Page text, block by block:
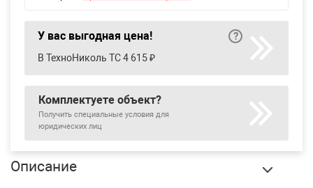
У вас выгодная цена!
В ТехноНиколь ТС 4 615 ₽
Комплектуете объект?
Получить специальные условия для
юридических лиц
Описание